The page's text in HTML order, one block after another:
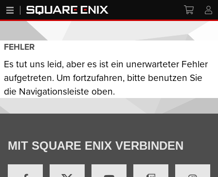
FEHLER
Es tut uns leid, aber es ist ein unerwarteter Fehler
aufgetreten. Um fortzufahren, bitte benutzen Sie
die Navigationsleiste oben.
MIT SQUARE ENIX VERBINDEN